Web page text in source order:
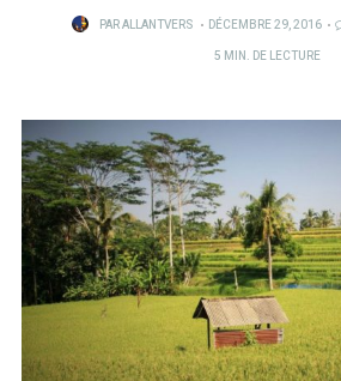
PARALLANTVERS
PUBLIÉ
SUR
DÉCEMBRE 29, 2016
5 MIN. DE LECTURE